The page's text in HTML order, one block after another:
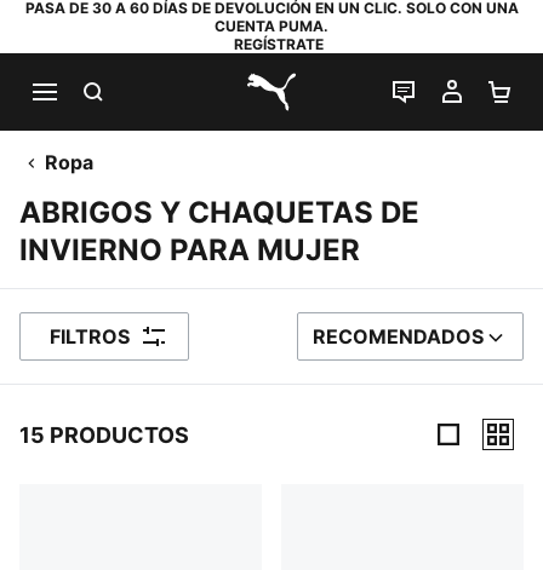
PASA DE 30 A 60 DÍAS DE DEVOLUCIÓN EN UN CLIC. SOLO CON UNA
CUENTA PUMA.
REGÍSTRATE
PUMA.com
CHAT EN
MI
Ropa
ABRIGOS Y CHAQUETAS DE
INVIERNO PARA MUJER
FILTROS ORDENAR POR
RECOMENDADOS
15 PRODUCTOS